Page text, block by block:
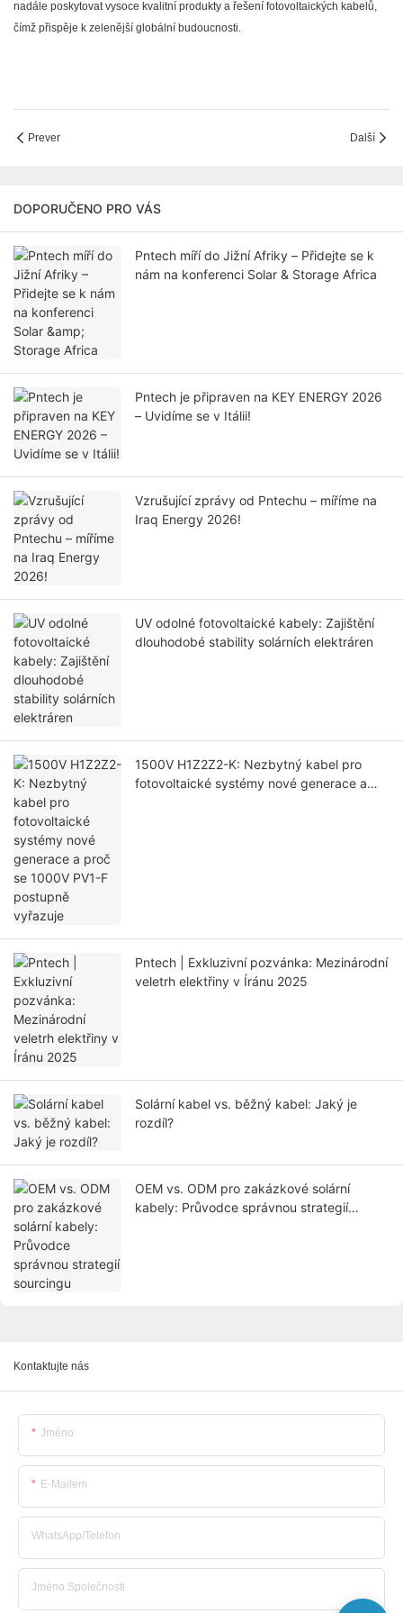
nadále poskytovat vysoce kvalitní produkty a řešení fotovoltaických kabelů,
čímž přispěje k zelenější globální budoucnosti.
Prever Další
DOPORUČENO PRO VÁS
Pntech míří do Jižní Afriky – Přidejte se k
nám na konferenci Solar & Storage Africa
Pntech je připraven na KEY ENERGY 2026
– Uvidíme se v Itálii!
Vzrušující zprávy od Pntechu – míříme na
Iraq Energy 2026!
UV odolné fotovoltaické kabely: Zajištění
dlouhodobé stability solárních elektráren
1500V H1Z2Z2-K: Nezbytný kabel pro
fotovoltaické systémy nové generace a
Pntech | Exkluzivní pozvánka: Mezinárodní
veletrh elektřiny v Íránu 2025
Solární kabel vs. běžný kabel: Jaký je
rozdíl?
OEM vs. ODM pro zakázkové solární
kabely: Průvodce správnou strategií
Kontaktujte nás
Jméno
E-Mailem
WhatsApp/telefon
Jméno Společnosti